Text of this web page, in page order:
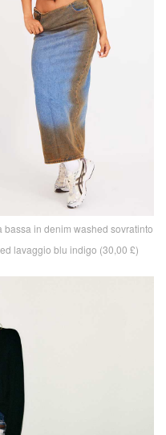
bassa in denim washed sovratinto
lavaggio blu indigo (30,00 £)